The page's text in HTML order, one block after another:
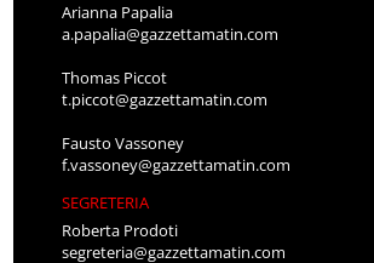
Arianna Papalia
a.papalia@gazzettamatin.com
Thomas Piccot
t.piccot@gazzettamatin.com
Fausto Vassoney
f.vassoney@gazzettamatin.com
SEGRETERIA
Roberta Prodoti
segreteria@gazzettamatin.com